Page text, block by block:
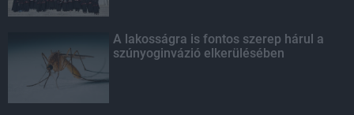
A lakosságra is fontos szerep hárul a
szúnyoginvázió elkerülésében